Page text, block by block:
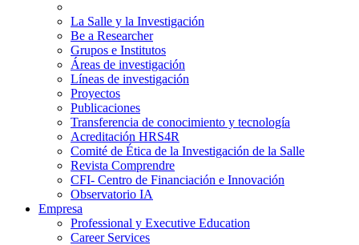
La Salle y la Investigación
Be a Researcher
Grupos e Institutos
Áreas de investigación
Líneas de investigación
Proyectos
Publicaciones
Transferencia de conocimiento y tecnología
Acreditación HRS4R
Comité de Ética de la Investigación de la Salle
Revista Comprendre
CFI- Centro de Financiación e Innovación
Observatorio IA
Empresa
Professional y Executive Education
Career Services